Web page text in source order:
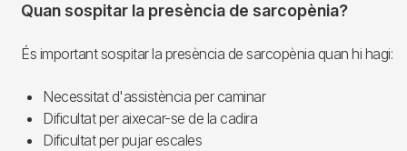
Quan sospitar la presència de sarcopènia?
És important sospitar la presència de sarcopènia quan hi hagi:
Necessitat d'assistència per caminar
Dificultat per aixecar-se de la cadira
Dificultat per pujar escales